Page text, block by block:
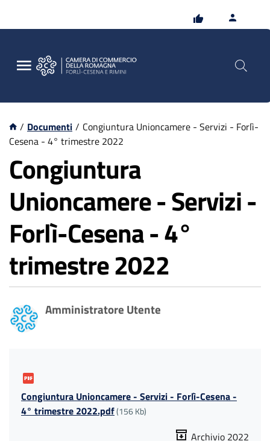
/ Documenti / Congiuntura Unioncamere - Servizi - Forlì-
Cesena - 4° trimestre 2022
Congiuntura
Unioncamere - Servizi -
Forlì-Cesena - 4°
trimestre 2022
Amministratore Utente
Congiuntura Unioncamere - Servizi - Forlì-Cesena -
4° trimestre 2022.pdf(156 Kb)
Archivio 2022